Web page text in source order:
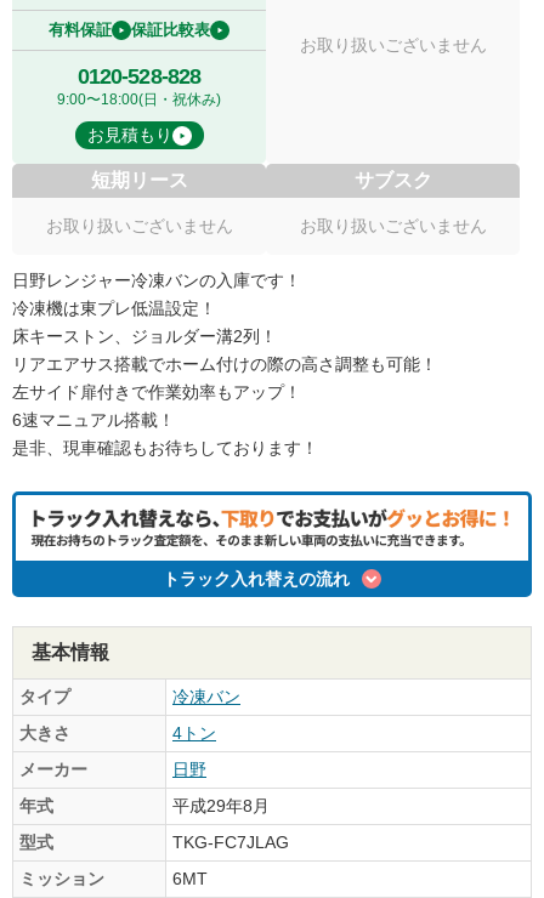
有料保証 保証比較表
0120-528-828
9:00〜18:00(日・祝休み)
お見積もり
お取り扱いございません
短期リース
お取り扱いございません
サブスク
お取り扱いございません
日野レンジャー冷凍バンの入庫です！
冷凍機は東プレ低温設定！
床キーストン、ジョルダー溝2列！
リアエアサス搭載でホーム付けの際の高さ調整も可能！
左サイド扉付きで作業効率もアップ！
6速マニュアル搭載！
是非、現車確認もお待ちしております！
トラック入れ替えの流れ
基本情報
タイプ
冷凍バン
大きさ
4トン
メーカー
日野
年式
平成29年8月
型式
TKG-FC7JLAG
ミッション
6MT